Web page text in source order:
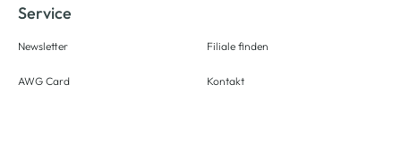
Service
Newsletter
AWG Card
Filiale finden
Kontakt